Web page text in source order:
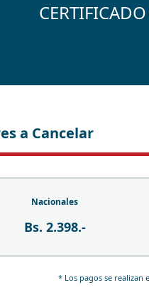
a Cancelar
Nacionales
Bs. 2.398.-
* Los pagos se realizan